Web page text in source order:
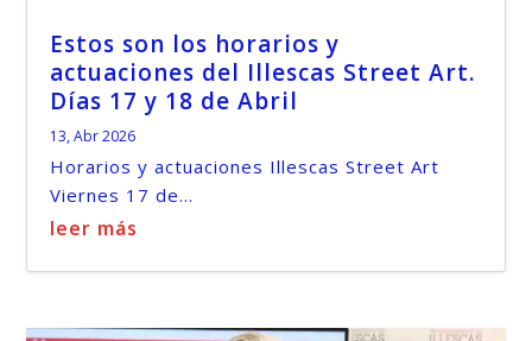
Estos son los horarios y
actuaciones del Illescas Street Art.
Días 17 y 18 de Abril
13, Abr 2026
Horarios y actuaciones Illescas Street Art
Viernes 17 de...
leer más